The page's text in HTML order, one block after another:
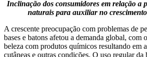
Inclinação dos consumidores em relação a
naturais para auxiliar no
A crescente preocupação com problemas de
bases e batons afetou a demanda global, com
beleza com produtos químicos resultando em
cutâneas e outras condições. O uso regular da